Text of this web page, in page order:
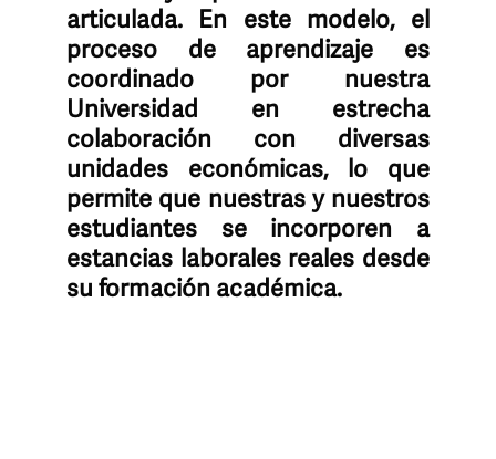
articulada. En este modelo, el
proceso de aprendizaje es
coordinado por nuestra
Universidad en estrecha
colaboración con diversas
unidades económicas, lo que
permite que nuestras y nuestros
estudiantes se incorporen a
estancias laborales reales desde
su formación académica.